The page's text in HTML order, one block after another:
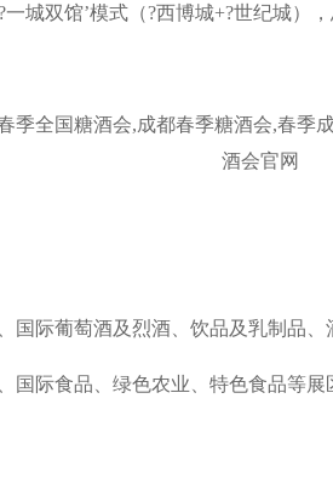
一城双馆’模式（?西博城+?世纪城
际葡萄酒及烈酒、饮品及乳制品、
际食品、绿色农业、特色食品等展